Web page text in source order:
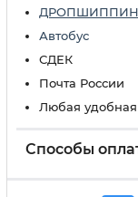
Автобус
СДЕК
Почта России
Любая
Способы